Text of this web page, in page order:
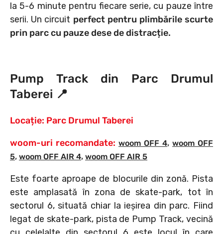
la 5-6 minute pentru fiecare serie, cu pauze între
serii. Un circuit perfect pentru plimbările scurte
prin parc cu pauze dese de distracție.
Pump Track din Parc Drumul
Taberei 📍
Locație: Parc Drumul Taberei
woom-uri recomandate: woom OFF 4, woom OFF
5, woom OFF AIR 4, woom OFF AIR 5
Este foarte aproape de blocurile din zonă. Pista
este amplasată în zona de skate-park, tot în
sectorul 6, situată chiar la ieșirea din parc. Fiind
legat de skate-park, pista de Pump Track, vecină